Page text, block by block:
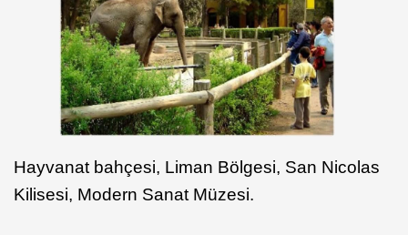
Hayvanat bahçesi, Liman Bölgesi, San Nicolas
Kilisesi, Modern Sanat Müzesi.